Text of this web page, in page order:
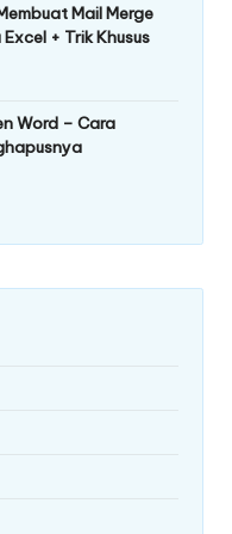
Mail Merge
+ Trik Khusus
Word – Cara